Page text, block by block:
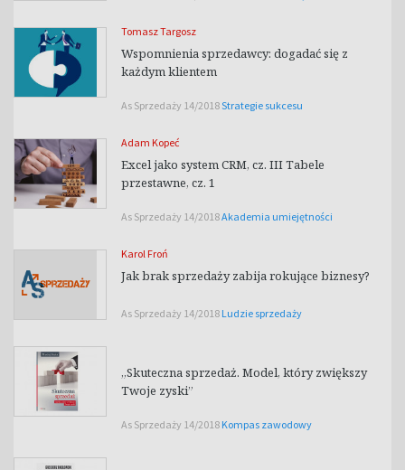
Tomasz Targosz
Wspomnienia sprzedawcy: dogadać się z
każdym klientem
As Sprzedaży 14/2018Strategie sukcesu
Adam Kopeć
Excel jako system CRM, cz. III Tabele
przestawne, cz. 1
As Sprzedaży 14/2018Akademia umiejętności
Karol Froń
Jak brak sprzedaży zabija rokujące biznesy?
As Sprzedaży 14/2018 Ludzie sprzedaży
„Skuteczna sprzedaż. Model, który zwiększy
Twoje zyski”
As Sprzedaży 14/2018 Kompas zawodowy